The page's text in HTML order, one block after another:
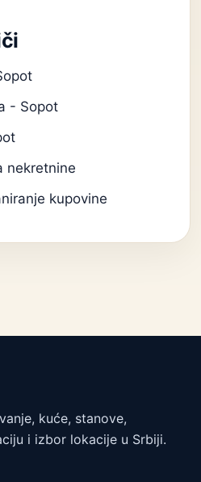
- Sopot
nekretnine
kupovine
kuće, stanove,
i izbor lokacije u Srbiji.